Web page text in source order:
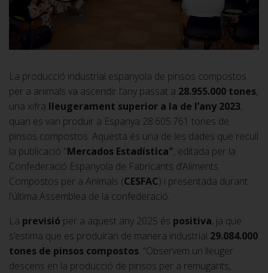
La producció industrial espanyola de pinsos compostos
per a animals va ascendir l’any passat a 28.955.000 tones,
una xifra lleugerament superior a la de l’any 2023,
quan es van produir a Espanya 28.605.761 tones de
pinsos compostos. Aquesta és una de les dades que recull
la publicació "Mercados Estadística", editada per la
Confederació Espanyola de Fabricants d’Aliments
Compostos per a Animals (CESFAC) i presentada durant
l’última Assemblea de la confederació.
La previsió per a aquest any 2025 és positiva, ja que
s’estima que es produiran de manera industrial 29.084.000
tones de pinsos compostos. “Observem un lleuger
descens en la producció de pinsos per a remugants,